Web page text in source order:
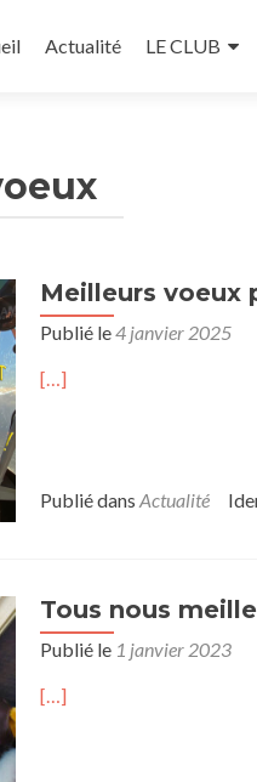
Actualité LE CLUB
Meilleurs voeux
Publié le4 janvier 2025
[…]
Publié dans Actualité
Tous nous
Publié le 1 janvier 2023
[…]